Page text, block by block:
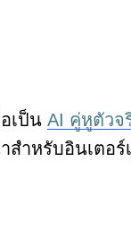
เป็น AI คู่หูตัวจ
สำหรับอินเตอ